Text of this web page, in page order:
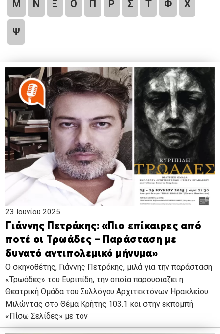
Μ Ν Ξ Ο Π Ρ Σ Τ Φ Χ
Ψ
23 Ιουνίου 2025
Γιάννης Πετράκης: «Πιο επίκαιρες από
ποτέ οι Τρωάδες – Παράσταση με
δυνατό αντιπολεμικό μήνυμα»
Ο σκηνοθέτης, Γιάννης Πετράκης, μιλά για την παράσταση
«Τρωάδες» του Ευριπίδη, την οποία παρουσιάζει η
Θεατρική Ομάδα του Συλλόγου Αρχιτεκτόνων Ηρακλείου.
Μιλώντας στο Θέμα Κρήτης 103.1 και στην εκπομπή
«Πίσω Σελίδες» με τον